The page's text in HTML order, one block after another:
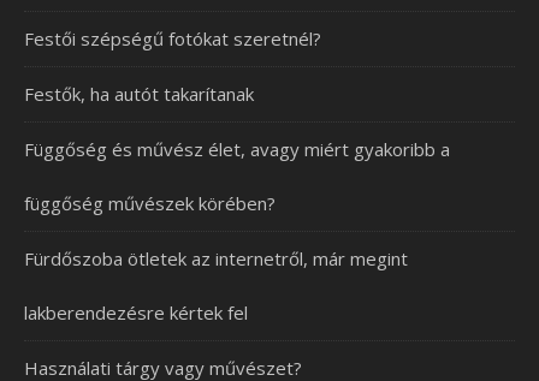
Festői szépségű fotókat szeretnél?
Festők, ha autót takarítanak
Függőség és művész élet, avagy miért gyakoribb a
függőség művészek körében?
Fürdőszoba ötletek az internetről, már megint
lakberendezésre kértek fel
Használati tárgy vagy művészet?